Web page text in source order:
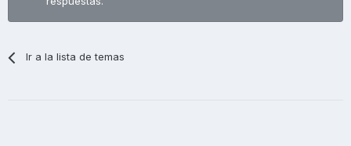
Ir a la lista de temas